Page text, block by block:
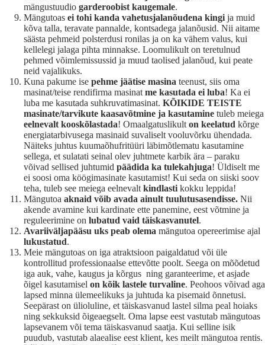
mängustuudio garderoobist kaugemale.
Mängutoas ei tohi kanda vahetusjalanõudena kingi ja muid
kõva talla, teravate pannalde, kontsadega jalanõusid. Nii aitame
säästa pehmeid polsterdusi ronilas ja on ka vähem valus, kui
kellelegi jalaga pihta minnakse. Loomulikult on teretulnud
pehmed võimlemissussid ja muud taolised jalanõud, kui peate
neid vajalikuks.
Kuna pakume ise pehme jäätise masina teenust, siis oma
masinat/teise rendifirma masinat me kasutada ei luba! Ka ei
luba me kasutada suhkruvatimasinat. KÕIKIDE TEISTE
masinate/tarvikute kaasavõtmine ja kasutamine tuleb meiega
eelnevalt kooskõlastada! Omaalgatuslikult on keelatud kõrge
energiatarbivusega masinaid suvaliselt vooluvõrku ühendada.
Näiteks juhtus kuumaõhufritüüri läbimõtlematu kasutamine
sellega, et sulatati seinal olev juhtmete karbik ära – paraku
võivad sellised juhtumid päädida ka tulekahjuga! Üldiselt me
ei soosi oma köögimasinate kasutamist! Kui seda on siiski soov
teha, tuleb see meiega eelnevalt kindlasti kokku leppida!
Mängutoa aknaid võib avada ainult tuulutusasendisse. Nii
akende avamine kui kardinate ette panemine, eest võtmine ja
reguleerimine on lubatud vaid täiskasvanutel.
Avariiväljapääsu uks peab olema mängutoa opereerimise ajal
lukustatud.
Meie mängutoas on iga atraktsioon paigaldatud või üle
kontrollitud professionaalse ettevõtte poolt. Seega on mõõdetud
iga auk, vahe, kaugus ja kõrgus ning garanteerime, et asjade
õigel kasutamisel on kõik lastele turvaline. Peohoos võivad aga
lapsed minna ülemeelikuks ja juhtuda ka pisemaid õnnetusi.
Seepärast on ülioluline, et täiskasvanud lastel silma peal hoiaks
ning sekkuksid õigeaegselt. Oma lapse eest vastutab mängutoas
lapsevanem või tema täiskasvanud saatja. Kui selline isik
puudub, vastutab alaealise eest klient, kes meilt mängutoa rentis.